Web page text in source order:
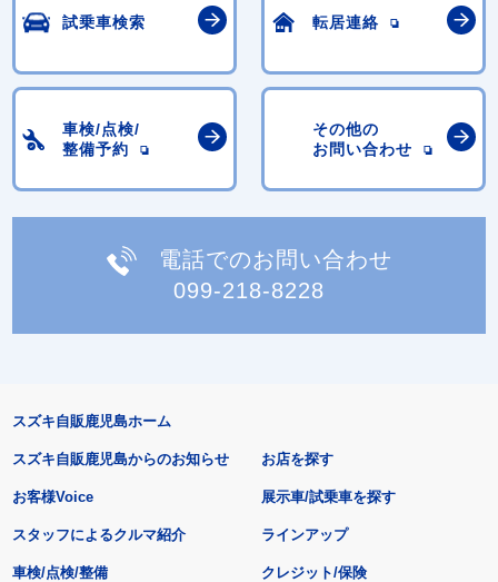
試乗車検索 転居連絡
車検/点検/
整備予約
その他の
お問い合わせ
電話でのお問い合わせ
099-218-8228
スズキ自販鹿児島ホーム
スズキ自販鹿児島からのお知らせ
お客様Voice
スタッフによるクルマ紹介
お店を探す
展示車/試乗車を探す
ラインアップ
車検/点検/整備 クレジット/保険